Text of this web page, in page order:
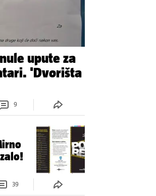
upute za
'Dvorišta
9
39